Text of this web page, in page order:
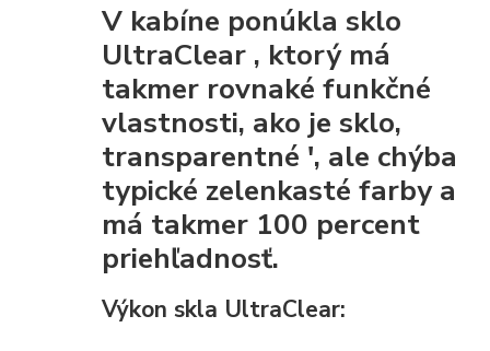
V kabíne ponúklasklo
UltraClear , ktorý má
takmer rovnaké funkčné
vlastnosti, ako je sklo,
transparentné ', ale chýba
typické zelenkasté farby a
má takmer 100 percent
priehľadnosť.
Výkon skla UltraClear: